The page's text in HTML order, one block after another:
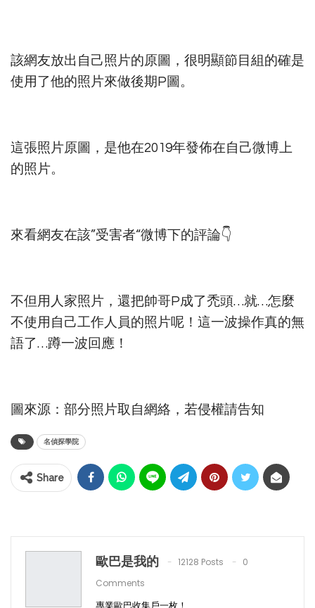
該網友放出自己照片的原圖，很明顯節目組的確是
使用了他的照片來做後期P圖。
這張照片原圖，是他在2019年發佈在自己微博上
的照片。
來看網友在該”受害者“微博下的評論👇
不但用人家照片，還把帥哥P成了禿頭…就…怎麼
不使用自己工作人員的照片呢！這一波操作真的無
語了…蹲一波回應！
圖來源：部分照片取自網絡，若侵權請告知
名偵探學院
Share
歐巴是我的 12128 Posts
0
Comments
專業歐巴收集戶一枚！